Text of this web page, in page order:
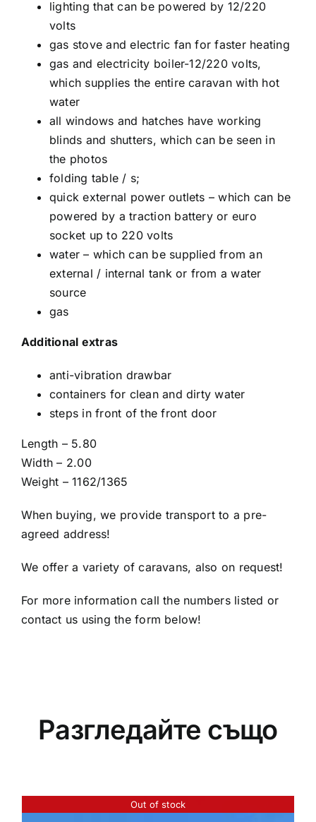
lighting that can be powered by 12/220
volts
gas stove and electric fan for faster heating
gas and electricity boiler-12/220 volts,
which supplies the entire caravan with hot
water
all windows and hatches have working
blinds and shutters, which can be seen in
the photos
folding table / s;
quick external power outlets – which can be
powered by a traction battery or euro
socket up to 220 volts
water – which can be supplied from an
external / internal tank or from a water
source
gas
Additional extras
anti-vibration drawbar
containers for clean and dirty water
steps in front of the front door
Length – 5.80
Width – 2.00
Weight – 1162/1365
When buying, we provide transport to a pre-
agreed address!
We offer a variety of caravans, also on request!
For more information call the numbers listed or
contact us using the form below!
Разгледайте също
Out of stock